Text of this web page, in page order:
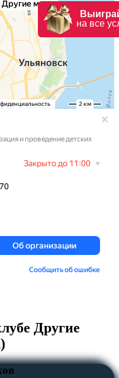
Другие